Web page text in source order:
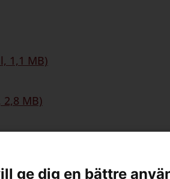
1,1 MB)
MB)
ge dig en bättre